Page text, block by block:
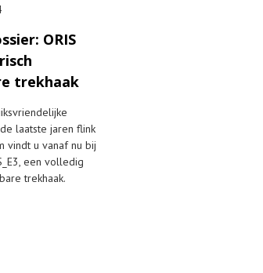
ORIS
trekhaak
laatste jaren flink
vindt u vanaf nu bij
een volledig
trekhaak.